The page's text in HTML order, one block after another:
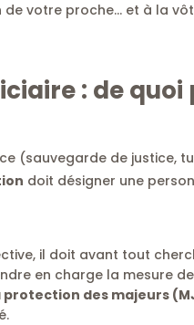
votre proche… et à la
: de
(sauvegarde de justice,
doit désigner une
il doit avant tout
en charge la mesure
des majeurs